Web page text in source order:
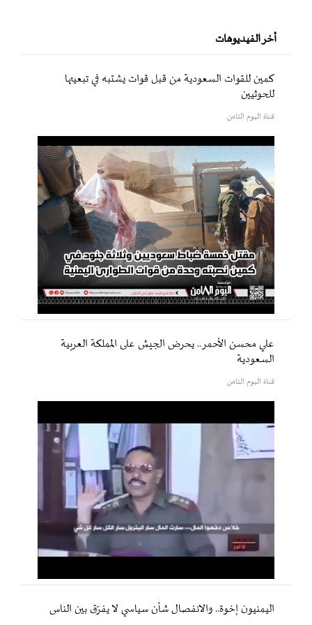
أخر الفيديوهات
كمين للقوات السعودية من قبل قوات يشتبه في تبعيتها
للحوثيين
قناة اليوم الثامن
علي محسن الأحمر.. يحرض الجيش على المملكة العربية
السعودية
قناة اليوم الثامن
اليمنيون إخوة.. والانفصال شأن سياسي لا يفرّق بين الناس